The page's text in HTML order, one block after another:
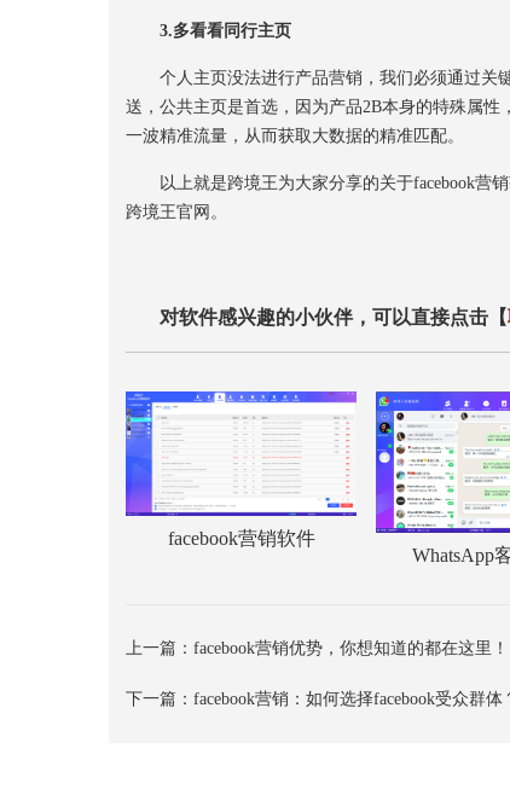
3.多看看同行主页
个人主页没法进行产品营销，我们必须通过关
送，公共主页是首选，因为产品2B本身的特殊属
一波精准流量，从而获取大数据的精准匹配。
以上就是跨境王为大家分享的关于facebook营
跨境王官网。
对软件感兴趣的小伙伴，可以直接点击【
facebook营销软件
WhatsApp
上一篇：facebook营销优势，你想知道的都在这里！
下一篇：facebook营销：如何选择facebook受众群体